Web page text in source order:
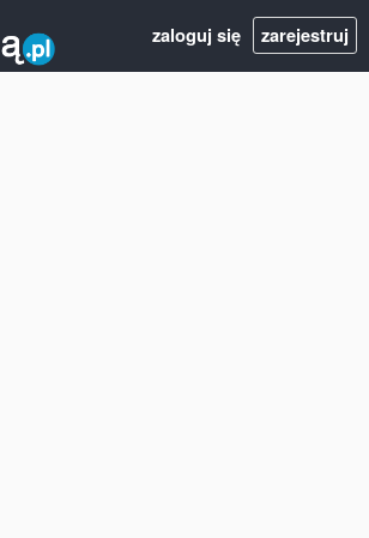
zaloguj się zarejestruj